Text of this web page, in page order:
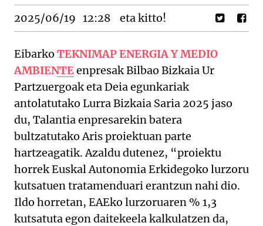
2025/06/19 12:28 eta kitto!
Eibarko TEKNIMAP ENERGIA Y MEDIO
AMBIENTEenpresak Bilbao Bizkaia Ur
Partzuergoak eta Deia egunkariak
antolatutako Lurra Bizkaia Saria 2025 jaso
du, Talantia enpresarekin batera
bultzatutako Aris proiektuan parte
hartzeagatik. Azaldu dutenez, “proiektu
horrek Euskal Autonomia Erkidegoko lurzoru
kutsatuen tratamenduari erantzun nahi dio.
Ildo horretan, EAEko lurzoruaren % 1,3
kutsatuta egon daitekeela kalkulatzen da,